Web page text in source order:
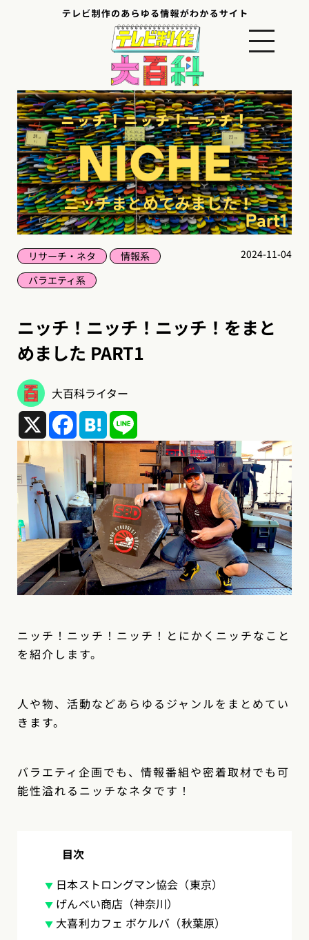
リサーチ・ネタ
情報系
バラエティ系
2024-11-04
ニッチ！ニッチ！ニッチ！をまと
めました PART1
大百科ライター
X
Facebook
Hatena
ニッチ！ニッチ！ニッチ！とにかくニッチなこと
を紹介します。
人や物、活動などあらゆるジャンルをまとめてい
きます。
バラエティ企画でも、情報番組や密着取材でも可
能性溢れるニッチなネタです！
目次
日本ストロングマン協会（東京）
げんべい商店（神奈川）
大喜利カフェ ボケルバ（秋葉原）